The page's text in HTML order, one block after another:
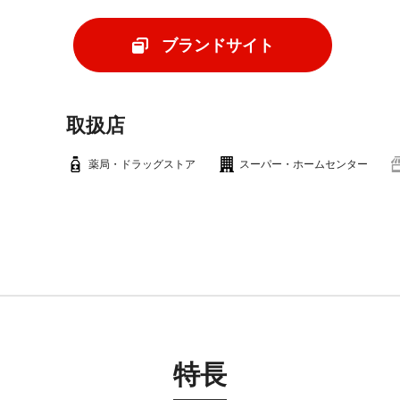
ブランドサイト
取扱店
薬局・ドラッグストア スーパー・ホームセンター
特長